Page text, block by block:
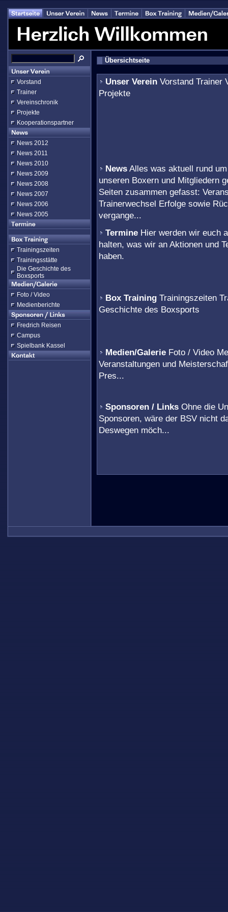
Vorstand
Trainer
Vereinschronik
Projekte
Kooperationspartner
News 2012
News 2011
News 2010
News 2009
News 2008
News 2007
News 2006
News 2005
Trainingszeiten
Trainingsstätte
Die Geschichte des
Boxsports
Foto / Video
Medienberichte
Fredrich Reisen
Campus
Spielbank Kassel
Übersichtseite
Unser Verein Vorstand Trainer
Projekte
News Alles was aktuell rund
unseren Boxern und Mitgliedern
Seiten zusammen gefasst:
Trainerwechsel Erfolge sowie
vergange...
Termine Hier werden wir euch
halten, was wir an Aktionen und
haben.
Box Training Trainingszeiten
Geschichte des Boxsports
Medien/Galerie Foto / Video
Veranstaltungen und
Pres...
Sponsoren / Links Ohne die
Sponsoren, wäre der BSV nicht
Deswegen möch...